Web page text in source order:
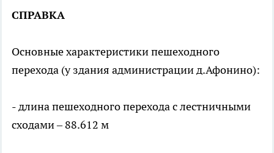
СПРАВКА
Основные характеристики пешеходного
перехода (у здания администрации д.Афонино):
- длина пешеходного перехода с лестничными
сходами – 88.612 м